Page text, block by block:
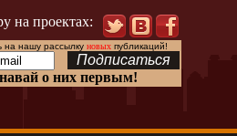
на проектах:
нашу рассылку новыхпубликаций!
о них первым!